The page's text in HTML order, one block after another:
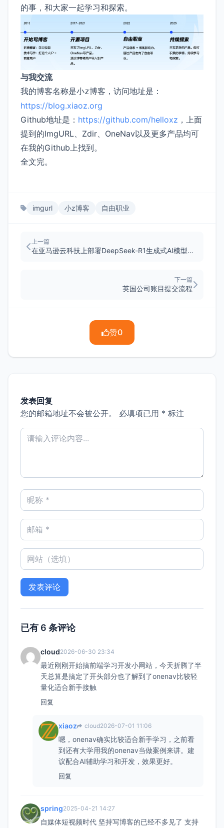
的事，和大家一起学习和探索。
与我交流
我的博客名称是小z博客 ，访问地址是：
https://blog.xiaoz.org
Github地址是： https://github.com/helloxz ，上面
提到的ImgURL、Zdir、OneNav以及更多产品均可
在我的Github上找到。
全文完。
imgurl 小z博客 自由职业
上一篇
在亚马逊云科技上部署DeepSeek-R1生成式AI模型的最佳实践
下一篇
英国公司账目提交流程
赞0
发表回复
您的邮箱地址不会被公开。
必填项已用 * 标注
已有 6 条评论
cloud2026-06-30 23:34
最近刚刚开始搞前端学习开发小网站，今天折腾了半
天总算是搞定了开头部分也了解到了onenav比较轻
量化适合新手接触
回复
xiaoz cloud2026-07-01 11:06
嗯，onenav确实比较适合新手学习，之前看
到还有大学用我的onenav当做案例来讲。建
议配合AI辅助学习和开发，效果更好。
回复
spring2025-04-21 14:27
自媒体短视频时代 坚持写博客的已经不多见了 支持